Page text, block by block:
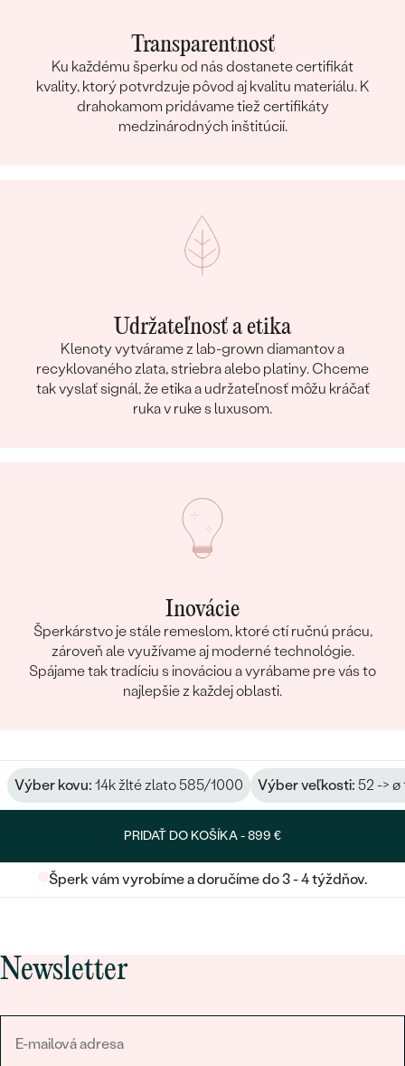
Transparentnosť
Ku každému šperku od nás dostanete certifikát
kvality, ktorý potvrdzuje pôvod aj kvalitu materiálu. K
drahokamom pridávame tiež certifikáty
medzinárodných inštitúcií.
Udržateľnosť a etika
Klenoty vytvárame z lab-grown diamantov a
recyklovaného zlata, striebra alebo platiny. Chceme
tak vyslať signál, že etika a udržateľnosť môžu kráčať
ruka v ruke s luxusom.
Inovácie
Šperkárstvo je stále remeslom, ktoré ctí ručnú prácu,
zároveň ale využívame aj moderné technológie.
Spájame tak tradíciu s inováciou a vyrábame pre vás to
najlepšie z každej oblasti.
Výber kovu: 14k žlté zlato 585/1000 Výber veľkosti: 52 -> ø
PRIDAŤ DO KOŠÍKA -899 €
Šperk vám vyrobíme a doručíme do 3 - 4 týždňov.
Newsletter